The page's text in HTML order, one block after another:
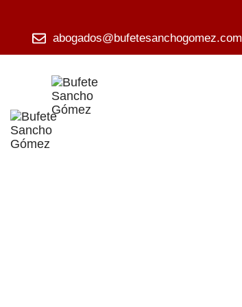
abogados@bufetesanchogomez.com